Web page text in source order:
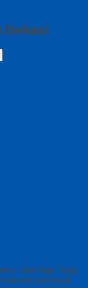
Bekasi
Jual Baju Toga
pemasok